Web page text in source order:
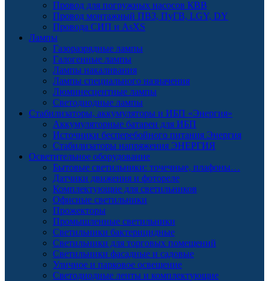
Провод для погружных насосов КВВ
Провод монтажный ПВЗ, ПуГВ, LGY, DY
Провода СИП и AsXS
Лампы
Газоразрядные лампы
Галогенные лампы
Лампы накаливания
Лампы специального назначения
Люминесцентные лампы
Светодиодные лампы
Стабилизаторы, аккумуляторы и ИБП «Энергия»
Аккумуляторные батареи для ИБП
Источники бесперебойного питания Энергия
Стабилизаторы напряжения ЭНЕРГИЯ
Осветительное оборудование
Бытовые светильники: точечные, плафоны…
Датчики движения и фотореле
Комплектующие для светильников
Офисные светильники
Прожекторы
Промышленные светильники
Светильники бактерицидные
Светильники для торговых помещений
Светильники фасадные и садовые
Уличное и парковое освещение
Светодиодные ленты и комплектующие